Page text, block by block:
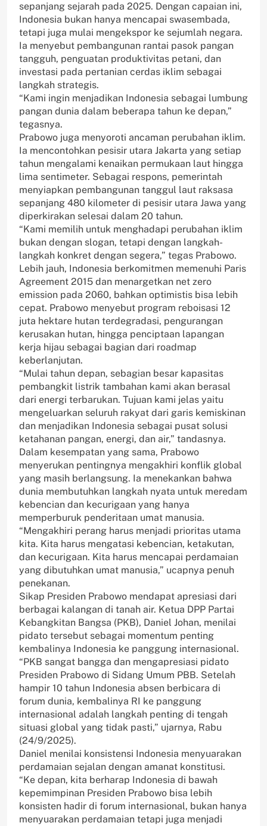
sepanjang sejarah pada 2025. Dengan capaian ini,
Indonesia bukan hanya mencapai swasembada,
tetapi juga mulai mengekspor ke sejumlah negara.
Ia menyebut pembangunan rantai pasok pangan
tangguh, penguatan produktivitas petani, dan
investasi pada pertanian cerdas iklim sebagai
langkah strategis.
“Kami ingin menjadikan Indonesia sebagai lumbung
pangan dunia dalam beberapa tahun ke depan,”
tegasnya.
Prabowo juga menyoroti ancaman perubahan iklim.
Ia mencontohkan pesisir utara Jakarta yang setiap
tahun mengalami kenaikan permukaan laut hingga
lima sentimeter. Sebagai respons, pemerintah
menyiapkan pembangunan tanggul laut raksasa
sepanjang 480 kilometer di pesisir utara Jawa yang
diperkirakan selesai dalam 20 tahun.
“Kami memilih untuk menghadapi perubahan iklim
bukan dengan slogan, tetapi dengan langkah-
langkah konkret dengan segera,” tegas Prabowo.
Lebih jauh, Indonesia berkomitmen memenuhi Paris
Agreement 2015 dan menargetkan net zero
emission pada 2060, bahkan optimistis bisa lebih
cepat. Prabowo menyebut program reboisasi 12
juta hektare hutan terdegradasi, pengurangan
kerusakan hutan, hingga penciptaan lapangan
kerja hijau sebagai bagian dari roadmap
keberlanjutan.
“Mulai tahun depan, sebagian besar kapasitas
pembangkit listrik tambahan kami akan berasal
dari energi terbarukan. Tujuan kami jelas yaitu
mengeluarkan seluruh rakyat dari garis kemiskinan
dan menjadikan Indonesia sebagai pusat solusi
ketahanan pangan, energi, dan air,” tandasnya.
Dalam kesempatan yang sama, Prabowo
menyerukan pentingnya mengakhiri konflik global
yang masih berlangsung. Ia menekankan bahwa
dunia membutuhkan langkah nyata untuk meredam
kebencian dan kecurigaan yang hanya
memperburuk penderitaan umat manusia.
“Mengakhiri perang harus menjadi prioritas utama
kita. Kita harus mengatasi kebencian, ketakutan,
dan kecurigaan. Kita harus mencapai perdamaian
yang dibutuhkan umat manusia,” ucapnya penuh
penekanan.
Sikap Presiden Prabowo mendapat apresiasi dari
berbagai kalangan di tanah air. Ketua DPP Partai
Kebangkitan Bangsa (PKB), Daniel Johan, menilai
pidato tersebut sebagai momentum penting
kembalinya Indonesia ke panggung internasional.
“PKB sangat bangga dan mengapresiasi pidato
Presiden Prabowo di Sidang Umum PBB. Setelah
hampir 10 tahun Indonesia absen berbicara di
forum dunia, kembalinya RI ke panggung
internasional adalah langkah penting di tengah
situasi global yang tidak pasti,” ujarnya, Rabu
(24/9/2025).
Daniel menilai konsistensi Indonesia menyuarakan
perdamaian sejalan dengan amanat konstitusi.
“Ke depan, kita berharap Indonesia di bawah
kepemimpinan Presiden Prabowo bisa lebih
konsisten hadir di forum internasional, bukan hanya
menyuarakan perdamaian tetapi juga menjadi